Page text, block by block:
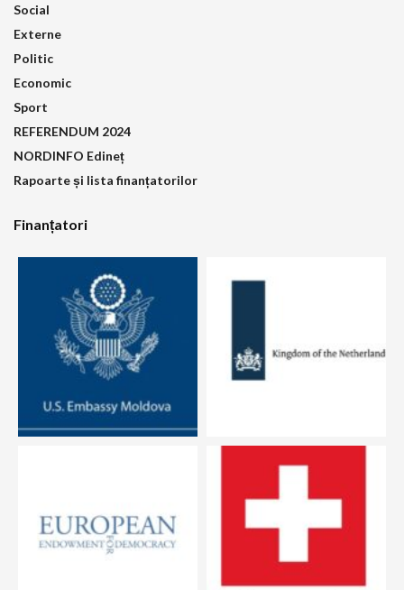
Social
Externe
Politic
Economic
Sport
REFERENDUM 2024
NORDINFO Edineț
Rapoarte și lista finanțatorilor
Finanțatori